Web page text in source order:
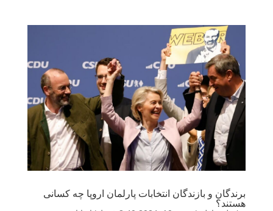
برندگان و بازندگان انتخابات پارلمان اروپا چه کسانی
هستند؟